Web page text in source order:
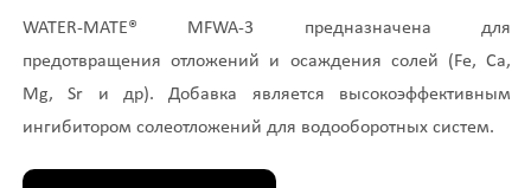
WATER-MATE® MFWA-3 предназначена для
предотвращения отложений и осаждения солей (Fe, Сa,
Mg, Sr и др). Добавка является высокоэффективным
ингибитором солеотложений для водооборотных систем.